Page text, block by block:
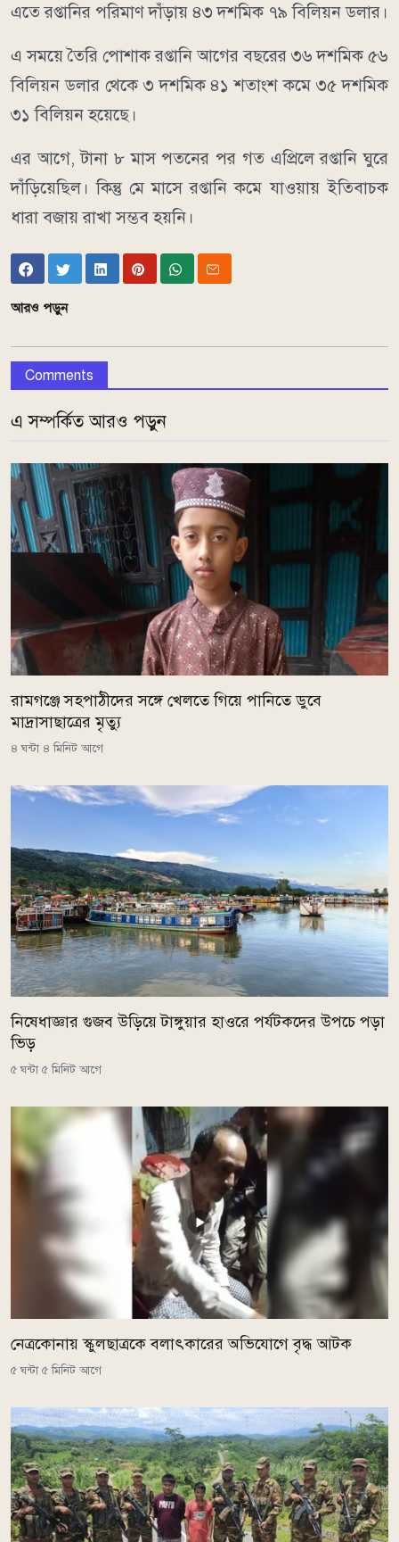
এতে রপ্তানির পরিমাণ দাঁড়ায় ৪৩ দশমিক ৭৯ বিলিয়ন ডলার।
এ সময়ে তৈরি পোশাক রপ্তানি আগের বছরের ৩৬ দশমিক ৫৬
বিলিয়ন ডলার থেকে ৩ দশমিক ৪১ শতাংশ কমে ৩৫ দশমিক
৩১ বিলিয়ন হয়েছে।
এর আগে, টানা ৮ মাস পতনের পর গত এপ্রিলে রপ্তানি ঘুরে
দাঁড়িয়েছিল। কিন্তু মে মাসে রপ্তানি কমে যাওয়ায় ইতিবাচক
ধারা বজায় রাখা সম্ভব হয়নি।
আরও পড়ুন
Comments
এ সম্পর্কিত আরও পড়ুন
রামগঞ্জে সহপাঠীদের সঙ্গে খেলতে গিয়ে পানিতে ডুবে
মাদ্রাসাছাত্রের মৃত্যু
৪ ঘন্টা ৪ মিনিট আগে
নিষেধাজ্ঞার গুজব উড়িয়ে টাঙ্গুয়ার হাওরে পর্যটকদের উপচে পড়া
ভিড়
৫ ঘন্টা ৫ মিনিট আগে
নেত্রকোনায় স্কুলছাত্রকে বলাৎকারের অভিযোগে বৃদ্ধ আটক
৫ ঘন্টা ৫ মিনিট আগে